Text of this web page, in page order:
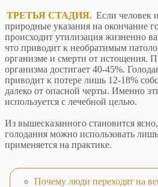
ТРЕТЬЯ СТАДИЯ. Если человек
природные указания на окончание
происходит утилизация жизненно
что приводит к необратимым
организме и смерти от истощения.
организма достигает 40-45%.
приводит к потере лишь 12-18%
далеко от опасной черты. Именно
используется с лечебной целью.
Из вышесказанного становится
голодания можно использовать
применяется на практике.
Почему люди переходят на